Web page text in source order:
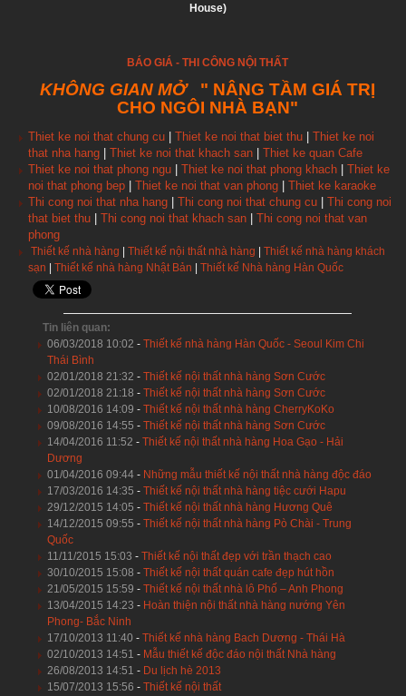
House)
BÁO GIÁ - THI CÔNG NỘI THẤT
KHÔNG GIAN MỞ " NÂNG TẦM GIÁ TRỊ
CHO NGÔI NHÀ BẠN"
Thiet ke noi that chung cu Thiet ke noi that biet thu
Thiet ke noi
that nha hang
Thiet ke noi that khach san
Thiet ke quan Cafe
Thiet ke noi that phong ngu
Thiet ke noi that phong khach
Thiet ke
noi that phong bep
Thiet ke noi that van phong
Thiet ke karaoke
Thi cong noi that nha hang
Thi cong noi that chung cu
Thi cong noi
that biet thu
Thi cong noi that khach san
Thi cong noi that van
phong
Thiết kế nhà hàng Thiết kế nội thất nhà hàng
Thiết kế nhà hàng khách
sạn
Thiết kế nhà hàng Nhật Bản Thiết kế Nhà hàng Hàn Quốc
Tin liên quan:
06/03/2018 10:02 - Thiết kế nhà hàng Hàn Quốc - Seoul Kim Chi
Thái Bình
02/01/2018 21:32 - Thiết kế nội thất nhà hàng Sơn Cước
02/01/2018 21:18 - Thiết kế nội thất nhà hàng Sơn Cước
10/08/2016 14:09 - Thiết kế nội thất nhà hàng CherryKoKo
09/08/2016 14:55 - Thiết kế nội thất nhà hàng Sơn Cước
14/04/2016 11:52 - Thiết kế nội thất nhà hàng Hoa Gạo - Hải
Dương
01/04/2016 09:44- Những mẫu thiết kế nội thất nhà hàng độc đáo
17/03/2016 14:35 - Thiết kế nội thất nhà hàng tiệc cưới Hapu
29/12/2015 14:05 - Thiết kế nội thất nhà hàng Hương Quê
14/12/2015 09:55 - Thiết kế nội thất nhà hàng Pò Chài - Trung
Quốc
11/11/2015 15:03 - Thiết kế nội thất đẹp với trần thạch cao
30/10/2015 15:08 - Thiết kế nội thất quán cafe đẹp hút hồn
21/05/2015 15:59 - Thiết kế nội thất nhà lô Phố – Anh Phong
13/04/2015 14:23 - Hoàn thiện nội thất nhà hàng nướng Yên
Phong- Bắc Ninh
17/10/2013 11:40 - Thiết kế nhà hàng Bach Dương - Thái Hà
02/10/2013 14:51 - Mẫu thiết kế độc đáo nội thất Nhà hàng
26/08/2013 14:51 - Du lịch hè 2013
15/07/2013 15:56 - Thiết kế nội thất